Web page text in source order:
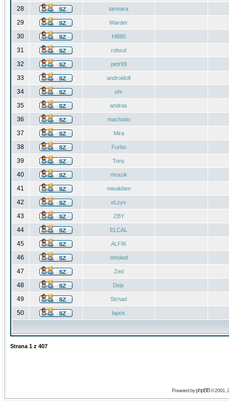
28 tarmara
29 Warder
30 HB80
31 robsol
32 petr99
33 androidoll
34 ohr
35 andras
36 machado
37 Mira
38 Furbo
39 Tony
40 mrazik
41 misakben
42 eLzyx
43 ZBY
44 ELCAL
45 ALFIK
46 mholod
47 Zed
48 Dejv
49 Strnad
50 lapos
Strana 1 z 407
Powered byphpBB© 2001,